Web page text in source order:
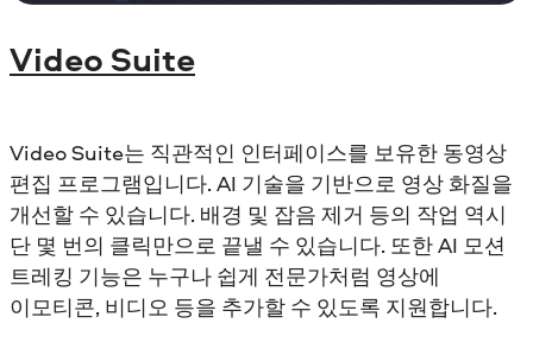
Video Suite
Video Suite는 직관적인 인터페이스를 보유한 동영상
편집 프로그램입니다. AI 기술을 기반으로 영상 화질을
개선할 수 있습니다. 배경 및 잡음 제거 등의 작업 역시
단 몇 번의 클릭만으로 끝낼 수 있습니다. 또한 AI 모션
트레킹 기능은 누구나 쉽게 전문가처럼 영상에
이모티콘, 비디오 등을 추가할 수 있도록 지원합니다.